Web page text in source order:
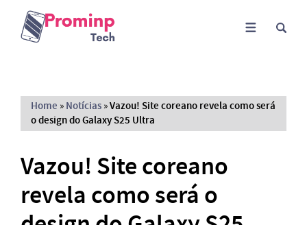
Home » Notícias »Vazou! Site coreano revela como será
o design do Galaxy S25 Ultra
Vazou! Site coreano
revela como será o